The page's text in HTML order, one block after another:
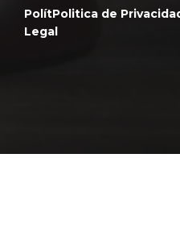
PolítPolitica de
Legal